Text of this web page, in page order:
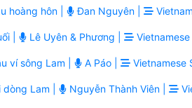
hoàng hôn | Đan Nguyên |
| Lê Uyên & Phương |
ví sông Lam | A Páo | Vietnamese
dòng Lam | Nguyễn Thành Viên |